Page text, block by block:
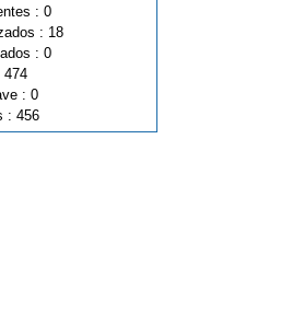
: 0
: 18
: 0
474
: 0
: 456